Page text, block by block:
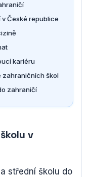
České republice
kariéru
zahraničních škol
zahraničí
v
střední školu do